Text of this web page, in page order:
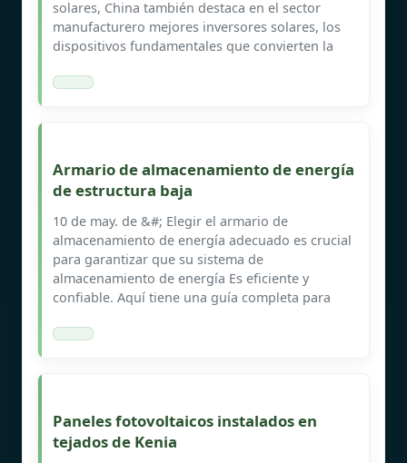
solares, China también destaca en el sector
manufacturero mejores inversores solares, los
dispositivos fundamentales que convierten la
Armario de almacenamiento de energía
de estructura baja
10 de may. de &#; Elegir el armario de
almacenamiento de energía adecuado es crucial
para garantizar que su sistema de
almacenamiento de energía Es eficiente y
confiable. Aquí tiene una guía completa para
Paneles fotovoltaicos instalados en
tejados de Kenia